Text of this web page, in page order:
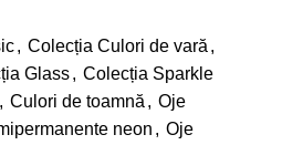
, Colecția Culori de vară ,
Glass, Colecția Sparkle
, Culori de toamnă , Oje
neon , Oje